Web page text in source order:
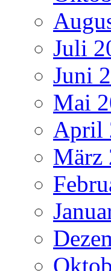
Juli
Juni
Mai
April
März